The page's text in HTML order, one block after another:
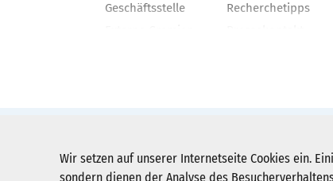
Wir setzen auf unserer Internetseite Cookies ein.
sondern dienen der Analyse des
Geschäftsstelle
Recherchetipps
KGNW - Krankenhausgesellschaft
Humboldtstraße 31,40237